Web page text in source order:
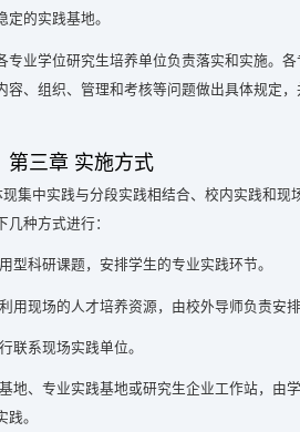
的实践基地。
专业学位研究生培养单位负责落实和实施。
、组织、管理和考核等问题做出具体规定
第三章 实施方式
集中实践与分段实践相结合、校内实践和现
种方式进行：
型科研课题，安排学生的专业实践环节。
用现场的人才培养资源，由校外导师负责安
联系现场实践单位。
地、专业实践基地或研究生企业工作站，由
。